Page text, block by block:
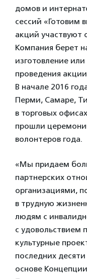
домов и
сессий «Готовим
акций участвуют
Компания берет
изготовление
проведения
В начале 2016
Перми, Самаре,
в торговых
прошли
волонтеров года.
«Мы придаем
партнерских
организациями,
в трудную
людям с
с
культурные
последних
основе